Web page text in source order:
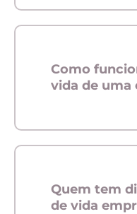
Como
vida de uma
Quem tem
de vida